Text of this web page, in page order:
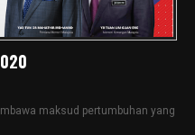
maksud pertumbuhan yang